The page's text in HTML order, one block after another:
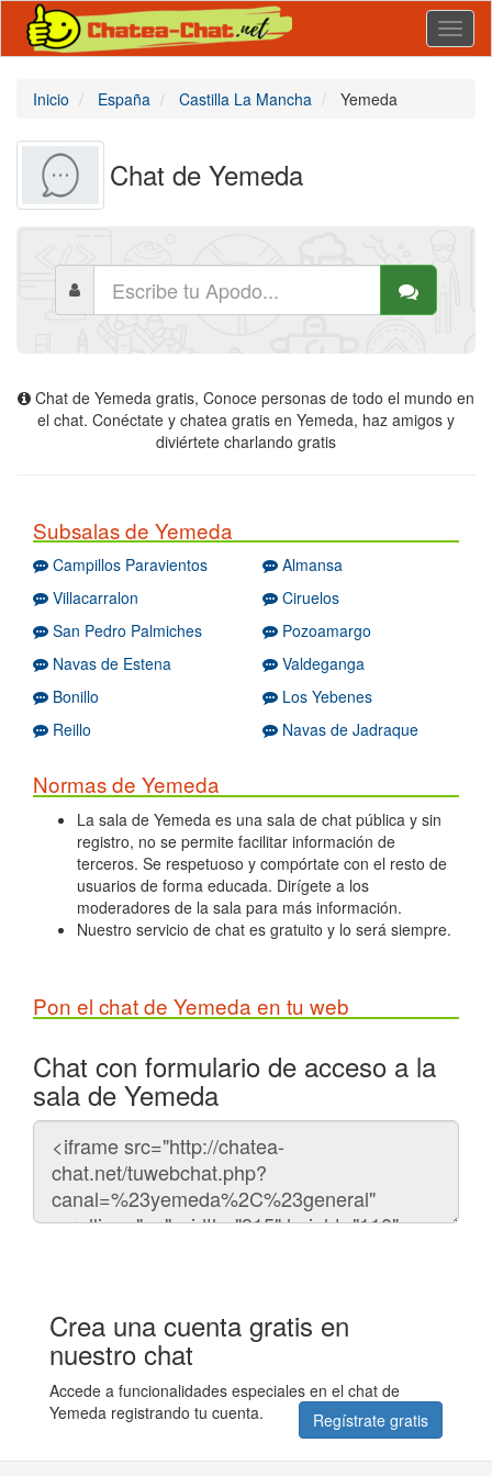
Inicio España Castilla La Mancha Yemeda
Chat de Yemeda
Chat de Yemeda gratis, Conoce personas de todo el mundo en
el chat. Conéctate y chatea gratis en Yemeda, haz amigos y
diviértete charlando gratis
Subsalas de Yemeda
Campillos Paravientos
Almansa
Villacarralon
Ciruelos
San Pedro Palmiches
Pozoamargo
Navas de Estena
Valdeganga
Bonillo
Los Yebenes
Reillo
Navas de Jadraque
Normas de Yemeda
La sala de Yemeda es una sala de chat pública y sin
registro, no se permite facilitar información de
terceros. Se respetuoso y compórtate con el resto de
usuarios de forma educada. Dirígete a los
moderadores de la sala para más información.
Nuestro servicio de chat es gratuito y lo será siempre.
Pon el chat de Yemeda en tu web
Chat con formulario de acceso a la
sala de Yemeda
Código
del
chat
Crea una cuenta gratis en
nuestro chat
Accede a funcionalidades especiales en el chat de
Yemeda registrando tu cuenta.
Regístrate gratis